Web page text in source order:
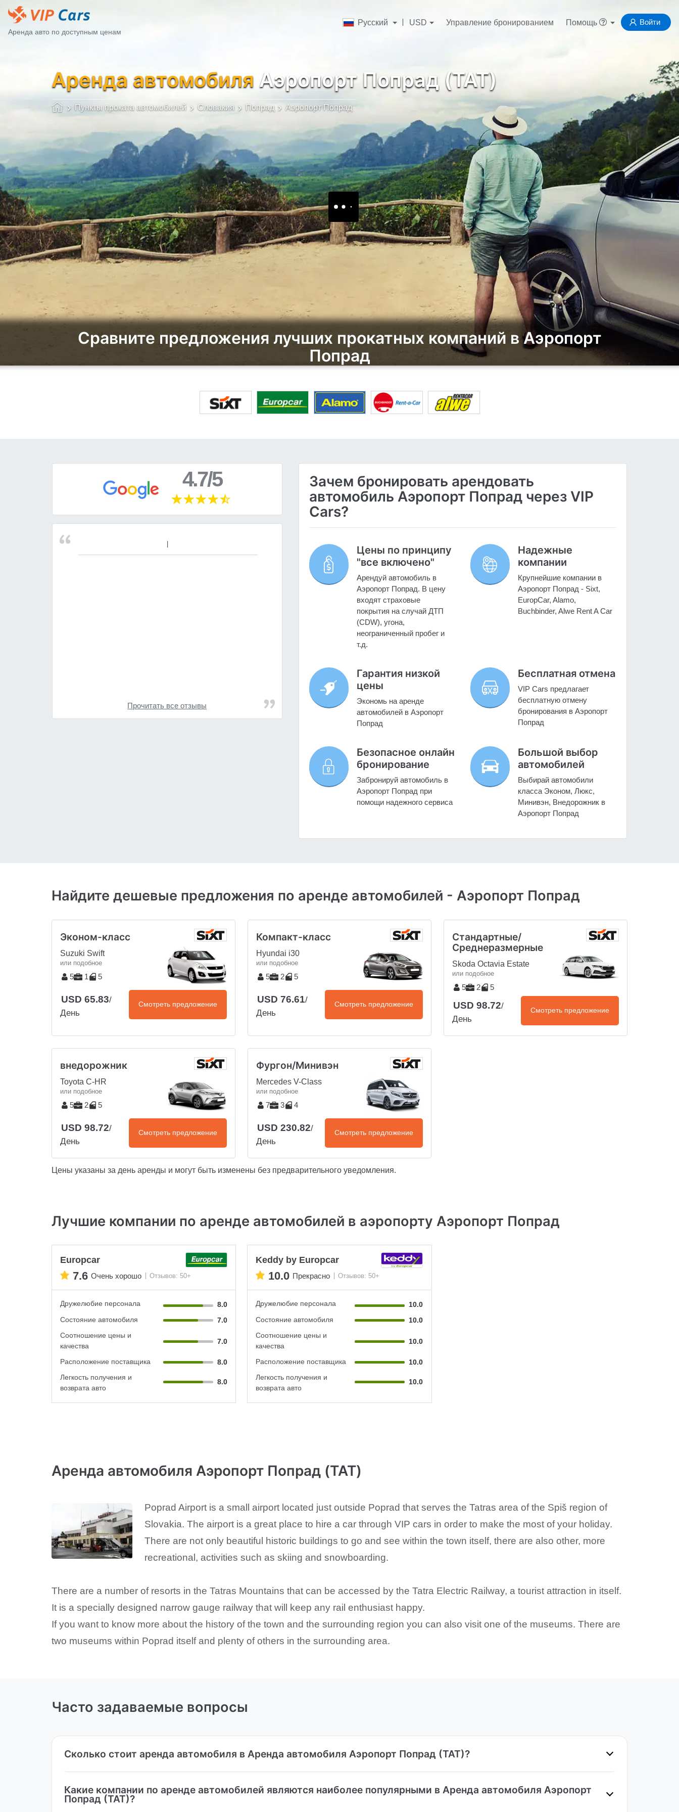
Аренда авто по доступным ценам
Русский USD Управление бронированием Помощь Войти
Аренда автомобиля Аэропорт Попрад (TAT)
Пункты проката автомобилей Словакия Попрад Аэропорт Попрад
Сравните предложения лучших прокатных компаний в Аэропорт
Попрад
4.7/5
Прочитать все отзывы
Зачем бронировать арендовать
автомобиль Аэропорт Попрад через VIP
Cars?
Цены по принципу
"все включено"
Арендуй автомобиль в
Аэропорт Попрад. В цену
входят страховые
покрытия на случай ДТП
(CDW), угона,
неограниченный пробег и
т.д.
Надежные
компании
Крупнейшие компании в
Аэропорт Попрад - Sixt,
EuropCar, Alamo,
Buchbinder, Alwe Rent A Car
Гарантия низкой
цены
Экономь на аренде
автомобилей в Аэропорт
Попрад
Бесплатная отмена
VIP Cars предлагает
бесплатную отмену
бронирования в Аэропорт
Попрад
Безопасное онлайн
бронирование
Забронируй автомобиль в
Аэропорт Попрад при
помощи надежного сервиса
Большой выбор
автомобилей
Выбирай автомобили
класса Эконом, Люкс,
Минивэн, Внедорожник в
Аэропорт Попрад
Найдите дешевые предложения по аренде автомобилей - Аэропорт Попрад
Эконом-класс
Suzuki Swift
или подобное
5 1 5
USD 65.83/
День
Смотреть предложение
Компакт-класс
Hyundai i30
или подобное
5 2 5
USD 76.61/
День
Смотреть предложение
Стандартные/
Среднеразмерные
Skoda Octavia Estate
или подобное
5 2 5
USD 98.72/
День
Смотреть предложение
внедорожник
Toyota C-HR
или подобное
5 2 5
USD 98.72/
День
Смотреть предложение
Фургон/Минивэн
Mercedes V-Class
или подобное
7 3 4
USD 230.82/
День
Смотреть предложение
Цены указаны за день аренды и могут быть изменены без предварительного уведомления.
Лучшие компании по аренде автомобилей в аэропорту Аэропорт Попрад
Europcar
7.6 Очень хорошо Отзывов: 50+
Дружелюбие персонала
8.0
Состояние автомобиля
7.0
Соотношение цены и
качества
7.0
Расположение поставщика
8.0
Легкость получения и
возврата авто
8.0
Keddy by Europcar
10.0 Прекрасно Отзывов: 50+
Дружелюбие персонала
10.0
Состояние автомобиля
10.0
Соотношение цены и
качества
10.0
Расположение поставщика
10.0
Легкость получения и
возврата авто
10.0
Аренда автомобиля Аэропорт Попрад (TAT)
Poprad Airport is a small airport located just outside Poprad that serves the Tatras area of the Spiš region of
Slovakia. The airport is a great place to hire a car through VIP cars in order to make the most of your holiday.
There are not only beautiful historic buildings to go and see within the town itself, there are also other, more
recreational, activities such as skiing and snowboarding.
There are a number of resorts in the Tatras Mountains that can be accessed by the Tatra Electric Railway, a tourist attraction in itself.
It is a specially designed narrow gauge railway that will keep any rail enthusiast happy.
If you want to know more about the history of the town and the surrounding region you can also visit one of the museums. There are
two museums within Poprad itself and plenty of others in the surrounding area.
Часто задаваемые вопросы
Сколько стоит аренда автомобиля в Аренда автомобиля Аэропорт Попрад (TAT)?
Какие компании по аренде автомобилей являются наиболее популярными в Аренда автомобиля Аэропорт
Попрад (TAT)?